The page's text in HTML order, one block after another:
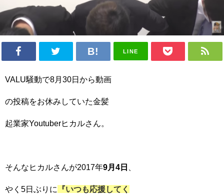
LINE
VALU騒動で8月30日から動画
の投稿をお休みしていた金髪
起業家Youtuberヒカルさん。
そんなヒカルさんが2017年9月4日
やく5日ぶりに 『いつも応援してく